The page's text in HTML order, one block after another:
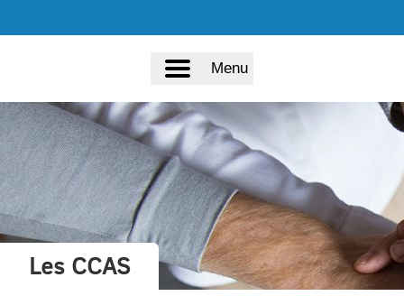
Menu
Les CCAS